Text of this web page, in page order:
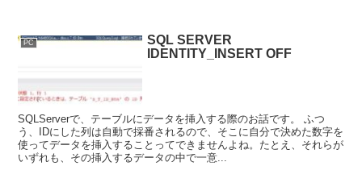
PC
SQL SERVER
IDENTITY_INSERT OFF
SQLServerで、テーブルにデータを挿入する際のお話です。 ふつ
う、IDにした列は自動で採番されるので、そこに自分で決めた数字を
使ってデータを挿入することってできませんよね。たとえ、それらが
いずれも、その挿入するデータの中で一意...